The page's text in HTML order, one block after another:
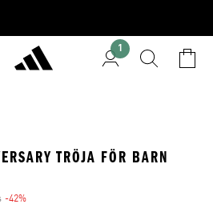
1
TRÖJA FÖR BARN
-42%